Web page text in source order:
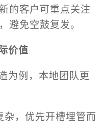
的客户可重点关注
避免空鼓复发。
价值
为例，本地团队更
杂，优先开槽埋管而